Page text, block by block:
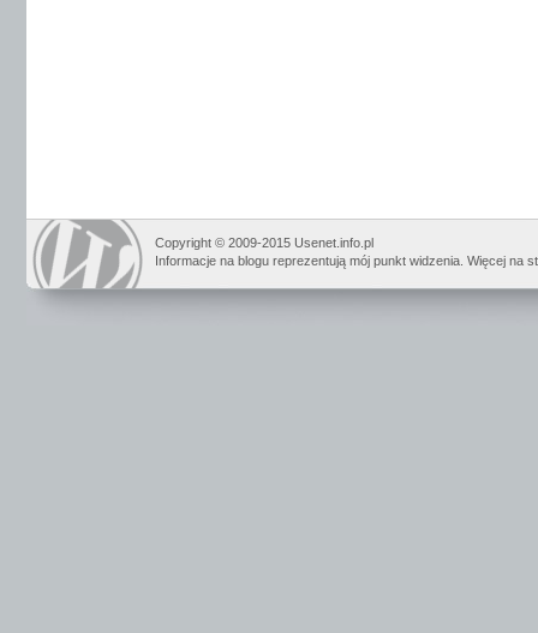
Copyright © 2009-2015 Usenet.info.pl
Informacje na blogu reprezentują mój punkt widzenia. Więcej na